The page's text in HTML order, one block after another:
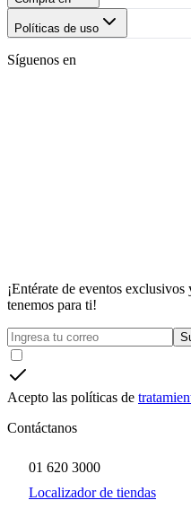
Políticas de uso
Síguenos en
¡Entérate de eventos
tenemos para ti!
Acepto las políticas de
Contáctanos
01 620 3000
Localizador de tiendas